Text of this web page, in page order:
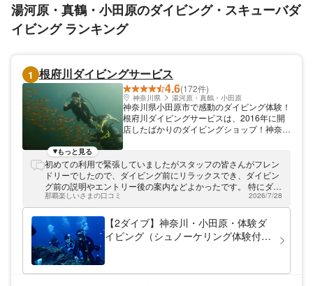
湯河原・真鶴・小田原のダイビング・スキューバダ
イビング ランキング
1 根府川ダイビングサービス
4.6(172件)
神奈川県 湯河原・真鶴・小田原
神奈川県小田原市で感動のダイビング体験！
根府川ダイビングサービスは、2016年に開
店したばかりのダイビングショップ！神奈川
時間で行ける、アクセス良好のダイビングス
ポット！休日に気分をリフレッシュしたいな
ら、ぜひ当店でダイビングを楽しんでいって
もっと見る
初めての利用で緊張していましたがスタッフの皆さんがフレン
ドリーでしたので、ダイビング前にリラックスでき、ダイビン
グ前の説明やエントリー後の案内などよかったです。 特にダイ
ビング中はこまめに私たちの動きを見ていただき、終わったと
きにアドバイスをしていただくなど勉強にもなりました。 近い
うちにまだ見れていないプラットホームにチャレンジして行き
たいと思います。
那覇楽しいさまの口コミ 2026/7/28
【2ダイブ】神奈川・小田原・体験ダ
イビング（シュノーケリング体験付